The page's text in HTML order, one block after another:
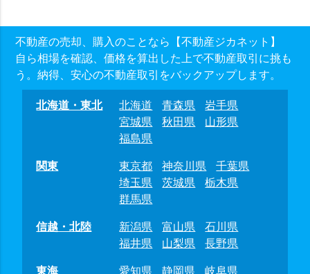
不動産の売却、購入のことなら【不動産ジカネット】
自ら相場を確認、価格を算出した上で不動産取引に挑も
う。納得、安心の不動産取引をバックアップします。
北海道・東北 北海道 青森県
岩手県
宮城県
秋田県
山形県
福島県
関東
東京都 神奈川県
千葉県
埼玉県
茨城県
栃木県
群馬県
信越・北陸
新潟県 富山県
石川県
福井県
山梨県
長野県
東海
愛知県 静岡県 岐阜県